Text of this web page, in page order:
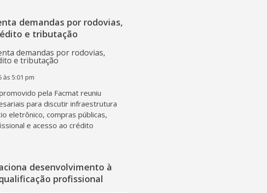
demandas por rodovias,
e tributação
às 5:01 pm
pela Facmat reuniu
para discutir infraestrutura
eletrônico, compras públicas,
e acesso ao crédito
desenvolvimento à
profissional